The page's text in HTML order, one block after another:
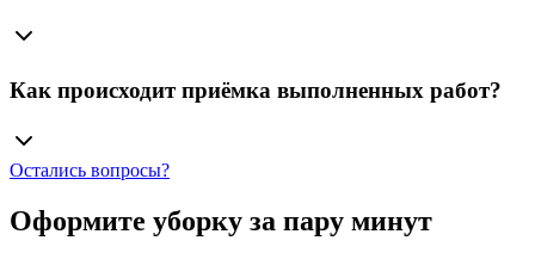
Как происходит приёмка выполненных работ?
Остались вопросы?
Оформите уборку за пару минут